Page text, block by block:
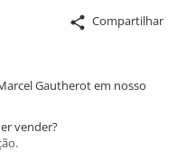
Compartilhar
Gautherot em nosso
vender?